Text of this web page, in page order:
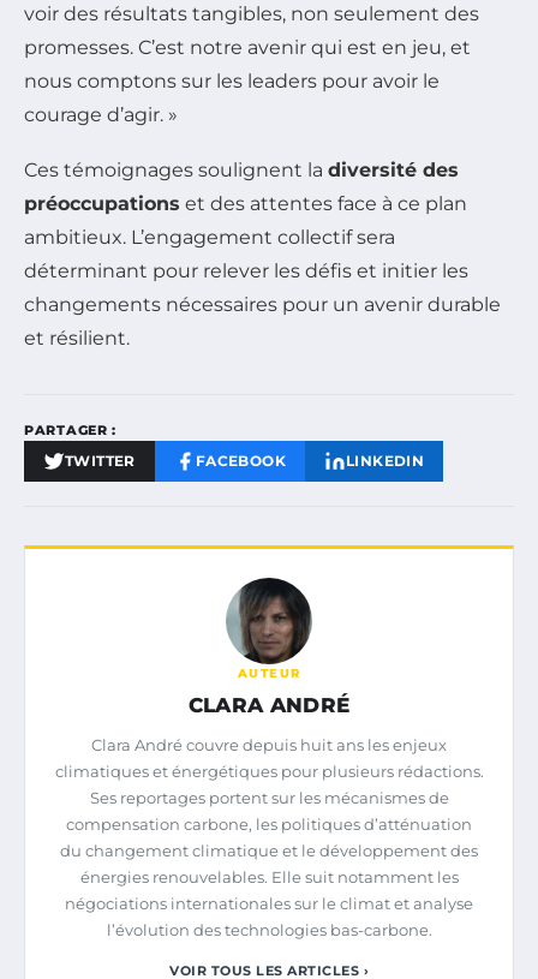
voir des résultats tangibles, non seulement des
promesses. C’est notre avenir qui est en jeu, et
nous comptons sur les leaders pour avoir le
courage d’agir. »
Ces témoignages soulignent la diversité des
préoccupations et des attentes face à ce plan
ambitieux. L’engagement collectif sera
déterminant pour relever les défis et initier les
changements nécessaires pour un avenir durable
et résilient.
PARTAGER :
TWITTER FACEBOOK LINKEDIN
AUTEUR
CLARA ANDRÉ
Clara André couvre depuis huit ans les enjeux
climatiques et énergétiques pour plusieurs rédactions.
Ses reportages portent sur les mécanismes de
compensation carbone, les politiques d’atténuation
du changement climatique et le développement des
énergies renouvelables. Elle suit notamment les
négociations internationales sur le climat et analyse
l’évolution des technologies bas-carbone.
VOIR TOUS LES ARTICLES ›